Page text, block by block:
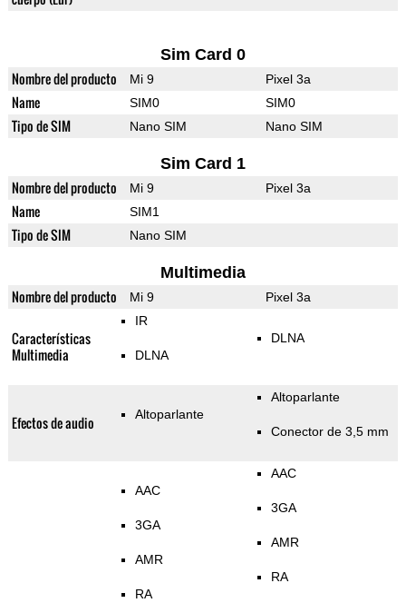
Sim Card 0
Nombre del producto Mi 9 Pixel 3a
Name SIM0 SIM0
Tipo de SIM Nano SIM Nano SIM
Sim Card 1
Nombre del producto Mi 9 Pixel 3a
Name SIM1
Tipo de SIM Nano SIM
Multimedia
Nombre del producto Mi 9 Pixel 3a
Características
Multimedia
IR
DLNA
DLNA
Efectos de audio Altoparlante
Altoparlante
Conector de 3,5 mm
AAC
3GA
AMR
RA
AAC
3GA
AMR
RA